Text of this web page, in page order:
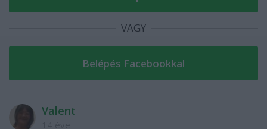
VAGY
Valent